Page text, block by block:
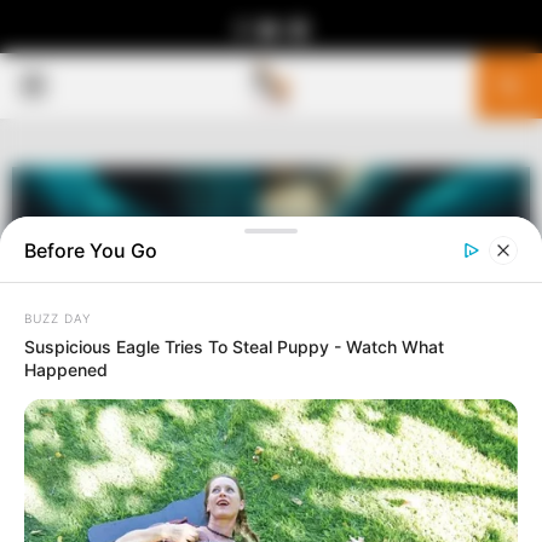
MENU
Before You Go
BUZZ DAY
Suspicious Eagle Tries To Steal Puppy - Watch What
Happened